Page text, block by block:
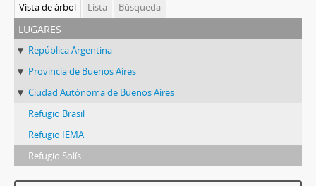
Vista de árbol Lista Búsqueda
lugares
República Argentina
Provincia de Buenos Aires
Ciudad Autónoma de Buenos Aires
Refugio Brasil
Refugio IEMA
Refugio Solís